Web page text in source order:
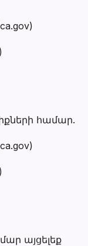
համար.
այցելեք